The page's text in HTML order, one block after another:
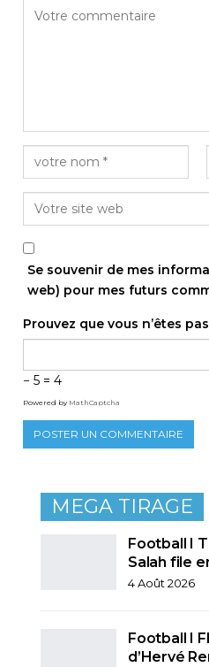
Se souvenir de mes
web) pour mes futurs
Prouvez que vous n’êtes
− 5 = 4
Powered by MathCaptcha
MEGA TIRAGE
Football I
Salah file
4 Août 2026
Football I
d’Hervé